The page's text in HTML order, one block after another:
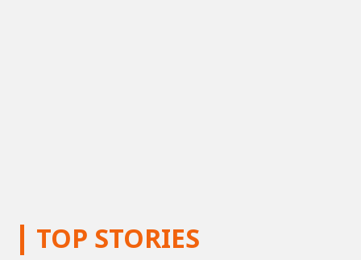
TOP STORIES